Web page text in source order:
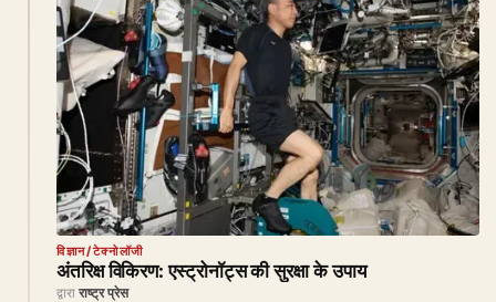
विज्ञान/टेक्नोलॉजी
अंतरिक्ष विकिरण: एस्ट्रोनॉट्स की सुरक्षा के उपाय
द्वारा राष्ट्र प्रेस